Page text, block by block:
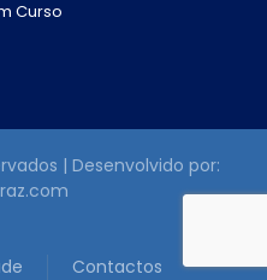
Curso
| Desenvolvido por:
Contactos